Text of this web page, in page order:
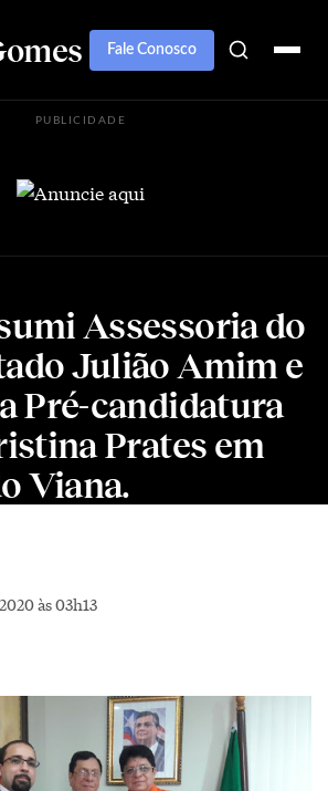
Fale Conosco
PUBLICIDADE
Assessoria do
Julião Amim e
Pré-candidatura
Prates em
Viana.
às 03h13